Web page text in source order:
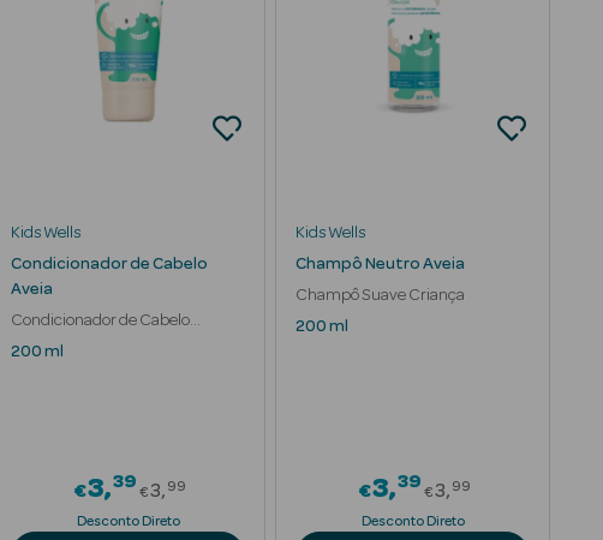
from
Kids Wells
Condicionador de Cabelo
Aveia
Condicionador de Cabelo
Criança
200 ml
€3 39Price reduced from
€3 99
Desconto Direto
Kids Wells
Champô Neutro Aveia
Champô Suave Criança
200 ml
€3 39Price
€3 99
Desconto Direto